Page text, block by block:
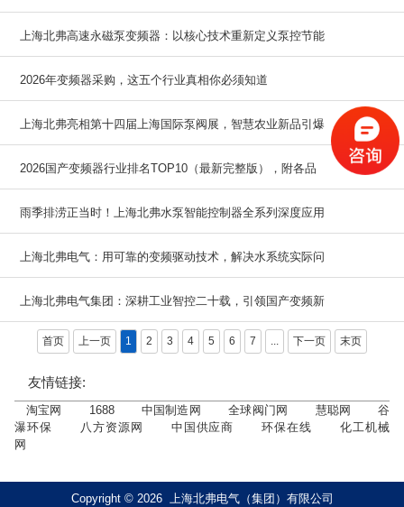
上海北弗高速永磁泵变频器：以核心技术重新定义泵控节能
边界
2026年变频器采购，这五个行业真相你必须知道
上海北弗亮相第十四届上海国际泵阀展，智慧农业新品引爆
全场，圆满收官！
2026国产变频器行业排名TOP10（最新完整版），附各品
牌核心优势
雨季排涝正当时！上海北弗水泵智能控制器全系列深度应用
分析
上海北弗电气：用可靠的变频驱动技术，解决水系统实际问
题上海北弗电气集团：深耕工业智控二十载，引领国产变频新
首页 上一页 1 2 3 4 5 6 7 下一页 末页
友情链接:
淘宝网 1688 中国制造网 全球阀门网 慧聪网
谷
瀑环保
八方资源网 中国供应商 环保在线
化工机械
网
Copyright © 2026 上海北弗电气（集团）有限公司